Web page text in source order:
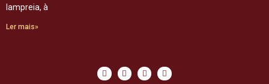
lampreia, à
Ler mais»